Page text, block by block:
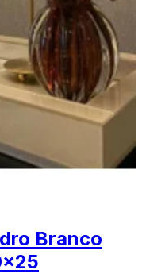
Branco